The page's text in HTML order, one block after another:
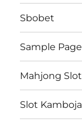
Sbobet
Sample Page
Mahjong Slot
Slot Kamboja